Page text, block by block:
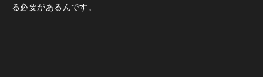
る必要があるんです。